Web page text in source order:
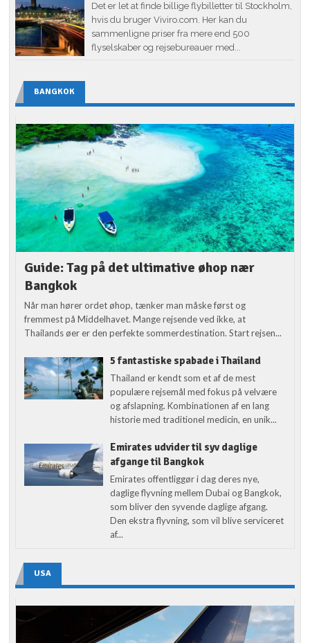
Det er let at finde billige flybilletter til Stockholm,
hvis du bruger Viviro.com. Her kan du
sammenligne priser fra mere end 500
flyselskaber og rejsebureauer med...
BANGKOK
Guide: Tag på det ultimative øhop nær
Bangkok
Når man hører ordet øhop, tænker man måske først og
fremmest på Middelhavet. Mange rejsende ved ikke, at
Thailands øer er den perfekte sommerdestination. Start rejsen...
5 fantastiske spabade i Thailand
Thailand er kendt som et af de mest
populære rejsemål med fokus på velvære
og afslapning. Kombinationen af en lang
historie med traditionel medicin, en unik...
Emirates udvider til syv daglige
afgange til Bangkok
Emirates offentliggør i dag deres nye,
daglige flyvning mellem Dubai og Bangkok,
som bliver den syvende daglige afgang.
Den ekstra flyvning, som vil blive serviceret
af...
USA